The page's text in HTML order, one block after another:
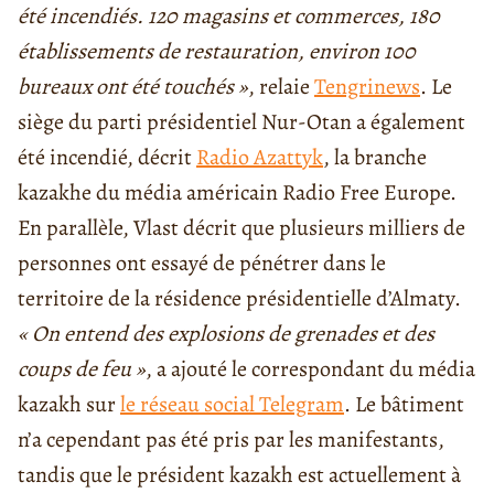
été incendiés. 120 magasins et commerces, 180
établissements de restauration, environ 100
bureaux ont été touchés », relaieTengrinews. Le
siège du parti présidentiel Nur-Otan a également
été incendié, décritRadio Azattyk, la branche
kazakhe du média américain Radio Free Europe.
En parallèle, Vlast décrit que plusieurs milliers de
personnes ont essayé de pénétrer dans le
territoire de la résidence présidentielle d’Almaty.
« On entend des explosions de grenades et des
coups de feu », a ajouté le correspondant du média
kazakh surle réseau social Telegram. Le bâtiment
n’a cependant pas été pris par les manifestants,
tandis que le président kazakh est actuellement à